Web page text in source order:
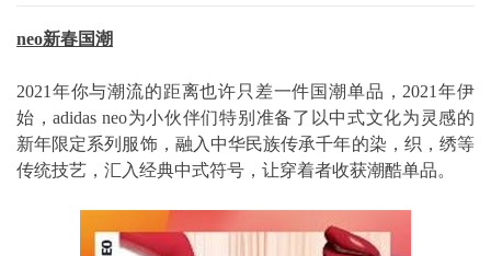
neo新春国潮
2021年你与潮流的距离也许只差一件国潮单品，2021年伊
始，adidas neo为小伙伴们特别准备了以中式文化为灵感的
新年限定系列服饰，融入中华民族传承千年的染，织，绣等
传统技艺，汇入经典中式符号，让穿着者收获潮酷单品。